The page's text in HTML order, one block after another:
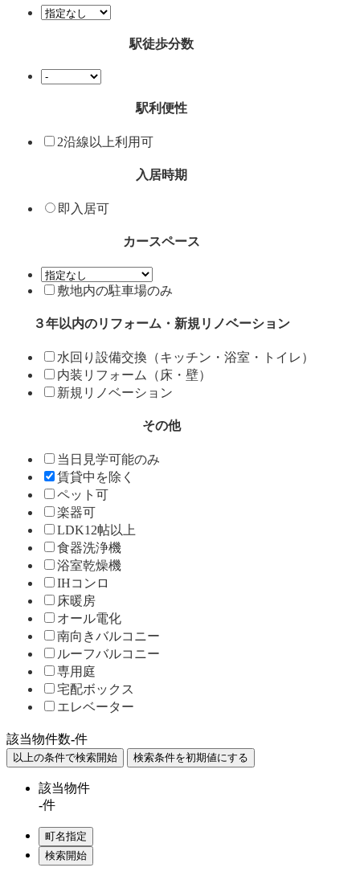
駅徒歩分数
駅利便性
2沿線以上利用可
入居時期
即入居可
カースペース
敷地内の駐車場のみ
３年以内のリフォーム・新規リノベーション
水回り設備交換（キッチン・浴室・トイレ）
内装リフォーム（床・壁）
新規リノベーション
その他
当日見学可能のみ
賃貸中を除く
ペット可
楽器可
LDK12帖以上
食器洗浄機
浴室乾燥機
IHコンロ
床暖房
オール電化
南向きバルコニー
ルーフバルコニー
専用庭
宅配ボックス
エレベーター
該当物件数-件
該当物件
-件